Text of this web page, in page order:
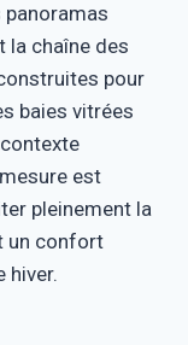
panoramas
la chaîne des
pour
baies vitrées
est
pleinement la
un confort
hiver.